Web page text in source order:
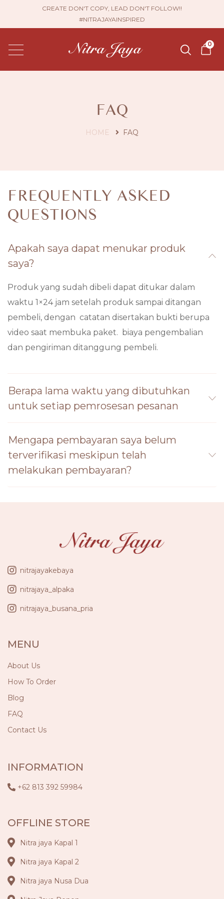
CREATE DON'T COPY, LEAD DON'T FOLLOW!!
#NITRAJAYAINSPIRED
0
FAQ
HOME FAQ
FREQUENTLY ASKED
QUESTIONS
Apakah saya dapat menukar produk
saya?
Produk yang sudah dibeli dapat ditukar dalam
waktu 1×24 jam setelah produk sampai ditangan
pembeli, dengan catatan disertakan bukti berupa
video saat membuka paket. biaya pengembalian
dan pengiriman ditanggung pembeli.
Berapa lama waktu yang dibutuhkan
untuk setiap pemrosesan pesanan
Mengapa pembayaran saya belum
terverifikasi meskipun telah
melakukan pembayaran?
nitrajayakebaya
nitrajaya_alpaka
nitrajaya_busana_pria
MENU
About Us
How To Order
Blog
FAQ
Contact Us
INFORMATION
+62 813 392 59984
OFFLINE STORE
Nitra jaya Kapal 1
Nitra jaya Kapal 2
Nitra jaya Nusa Dua